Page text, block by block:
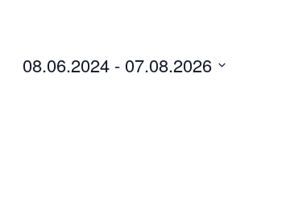
08.06.2024 - 07.08.2026